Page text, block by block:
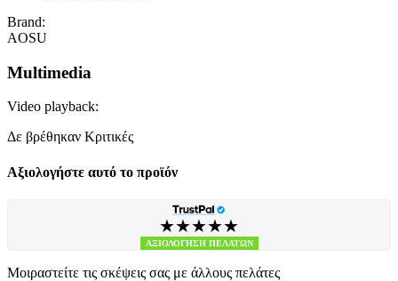
Brand:
AOSU
Multimedia
Video playback:
Δε βρέθηκαν Κριτικές
Αξιολογήστε αυτό το προϊόν
★★★★★
ΑΞΙΟΛΟΓΗΣΗ ΠΕΛΑΤΩΝ
Μοιραστείτε τις σκέψεις σας με άλλους πελάτες